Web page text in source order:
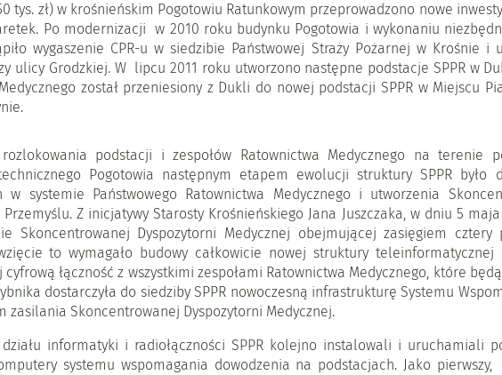
tys. zł) w krośnieńskim Pogotowiu Ratunkowym przeprowadzono nowe
Po modernizacji w 2010 roku budynku Pogotowia i wykonaniu
wygaszenie CPR-u w siedzibie Państwowej Straży Pożarnej w Krośnie i
ulicy Grodzkiej. W lipcu 2011 roku utworzono następne podstacje SPPR w
został przeniesiony z Dukli do nowej podstacji SPPR w Miejscu
podstacji i zespołów Ratownictwa Medycznego na terenie
Pogotowia następnym etapem ewolucji struktury SPPR było
w systemie Państwowego Ratownictwa Medycznego i utworzenia
Z inicjatywy Starosty Krośnieńskiego Jana Juszczaka, w dniu 5
Skoncentrowanej Dyspozytorni Medycznej obejmującej zasięgiem
to wymagało budowy całkowicie nowej struktury teleinformatycznej
łączność z wszystkimi zespołami Ratownictwa Medycznego, które
dostarczyła do siedziby SPPR nowoczesną infrastrukturę Systemu
zasilania Skoncentrowanej Dyspozytorni Medycznej.
informatyki i radiołączności SPPR kolejno instalowali i uruchamiali
systemu wspomagania dowodzenia na podstacjach. Jako